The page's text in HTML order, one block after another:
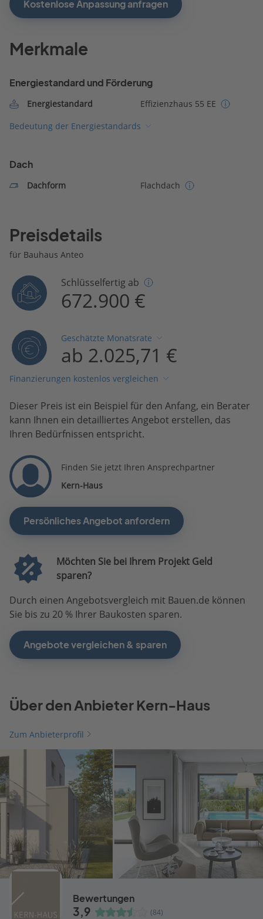
Kostenlose Anpassung anfragen
Merkmale
Energiestandard und Förderung
Energiestandard
Effizienzhaus 55 EE
Bedeutung der Energiestandards
Dach
Dachform Flachdach
Preisdetails
für Bauhaus Anteo
Schlüsselfertig ab
672.900 €
Geschätzte Monatsrate
ab 2.025,71 €
Finanzierungen kostenlos vergleichen
Dieser Preis ist ein Beispiel für den Anfang, ein Berater
kann Ihnen ein detailliertes Angebot erstellen, das
Ihren Bedürfnissen entspricht.
Finden Sie jetzt Ihren Ansprechpartner
Kern-Haus
Persönliches Angebot anfordern
Möchten Sie bei Ihrem Projekt Geld
sparen?
Durch einen Angebotsvergleich mit Bauen.de können
Sie bis zu 20 % Ihrer Baukosten sparen.
Angebote vergleichen & sparen
Über den Anbieter Kern-Haus
Zum Anbieterprofil
Bewertungen
3,9 (84)